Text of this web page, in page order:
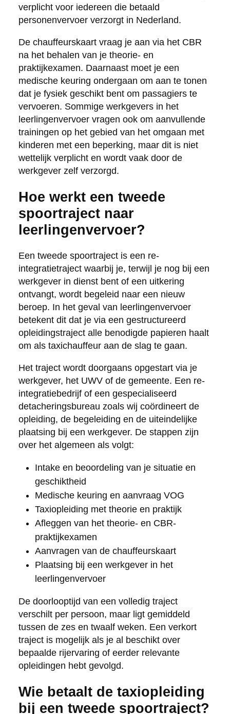
verplicht voor iedereen die betaald
personenvervoer verzorgt in Nederland.
De chauffeurskaart vraag je aan via het CBR
na het behalen van je theorie- en
praktijkexamen. Daarnaast moet je een
medische keuring ondergaan om aan te tonen
dat je fysiek geschikt bent om passagiers te
vervoeren. Sommige werkgevers in het
leerlingenvervoer vragen ook om aanvullende
trainingen op het gebied van het omgaan met
kinderen met een beperking, maar dit is niet
wettelijk verplicht en wordt vaak door de
werkgever zelf verzorgd.
Hoe werkt een tweede
spoortraject naar
leerlingenvervoer?
Een tweede spoortraject is een re-
integratietraject waarbij je, terwijl je nog bij een
werkgever in dienst bent of een uitkering
ontvangt, wordt begeleid naar een nieuw
beroep. In het geval van leerlingenvervoer
betekent dit dat je via een gestructureerd
opleidingstraject alle benodigde papieren haalt
om als taxichauffeur aan de slag te gaan.
Het traject wordt doorgaans opgestart via je
werkgever, het UWV of de gemeente. Een re-
integratiebedrijf of een gespecialiseerd
detacheringsbureau zoals wij coördineert de
opleiding, de begeleiding en de uiteindelijke
plaatsing bij een werkgever. De stappen zijn
over het algemeen als volgt:
Intake en beoordeling van je situatie en
geschiktheid
Medische keuring en aanvraag VOG
Taxiopleiding met theorie en praktijk
Afleggen van het theorie- en CBR-
praktijkexamen
Aanvragen van de chauffeurskaart
Plaatsing bij een werkgever in het
leerlingenvervoer
De doorlooptijd van een volledig traject
verschilt per persoon, maar ligt gemiddeld
tussen de zes en twaalf weken. Een verkort
traject is mogelijk als je al beschikt over
bepaalde rijervaring of eerder relevante
opleidingen hebt gevolgd.
Wie betaalt de taxiopleiding
bij een tweede spoortraject?